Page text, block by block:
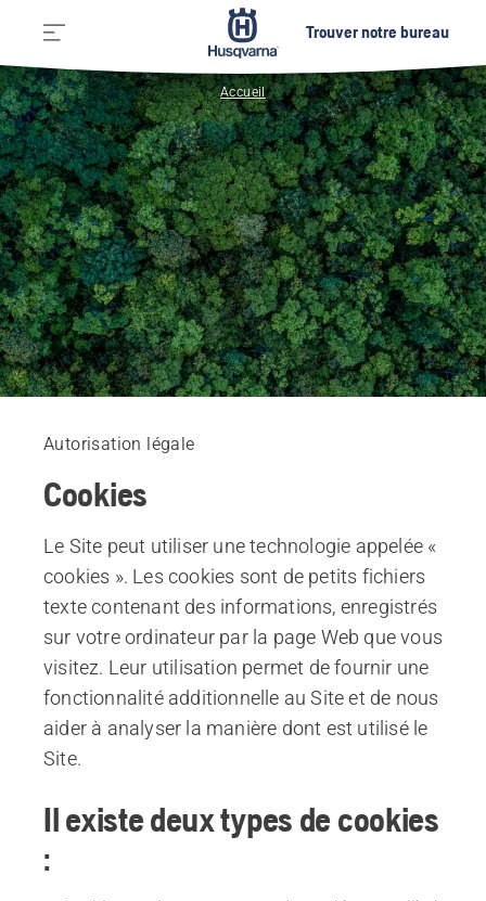
Trouver notre bureau
Accueil
Autorisation légale
Cookies
Le Site peut utiliser une technologie appelée «
cookies ». Les cookies sont de petits fichiers
texte contenant des informations, enregistrés
sur votre ordinateur par la page Web que vous
visitez. Leur utilisation permet de fournir une
fonctionnalité additionnelle au Site et de nous
aider à analyser la manière dont est utilisé le
Site.
Il existe deux types de cookies
: